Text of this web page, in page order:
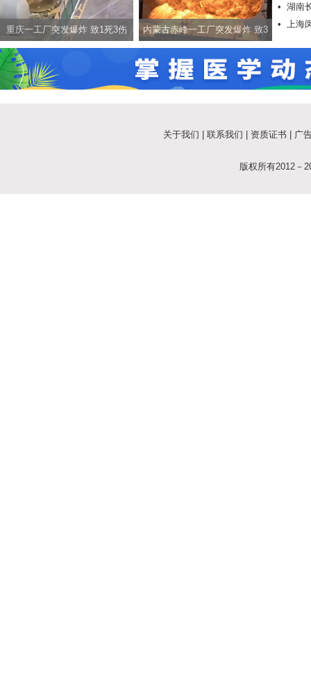
重庆一工厂突发爆炸 致1死3伤 内蒙古赤峰一工厂突发爆炸 致3
• 湖南
• 上海
关于我们 联系我们 资质证书 广
版权所有2012－